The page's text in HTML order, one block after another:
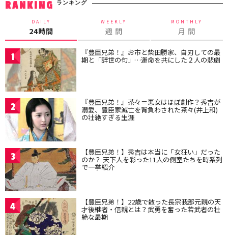
RANKING ランキング
DAILY
24時間
WEEKLY
週 間
MONTHLY
月 間
1 『豊臣兄弟！』お市と柴田勝家、自刃しての最
期と「辞世の句」…運命を共にした２人の悲劇
2 『豊臣兄弟！』茶々＝悪女はほぼ創作？秀吉が
溺愛、豊臣家滅亡を背負わされた茶々(井上和)
の壮絶すぎる生涯
3 【豊臣兄弟！】秀吉は本当に「女狂い」だった
のか？ 天下人を彩った11人の側室たちを時系列
で一挙紹介
4 【豊臣兄弟！】22歳で散った長宗我部元親の天
才後継者・信親とは？武勇を奮った若武者の壮
絶な最期